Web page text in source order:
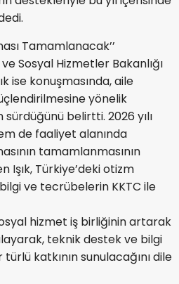
Tamamlanacak’’
Sosyal Hizmetler Bakanlığı
ise konuşmasında, aile
yönelik
belirtti. 2026 yılı
de faaliyet alanında
tamamlanmasının
Işık, Türkiye’deki otizm
ve tecrübelerin KKTC ile
hizmet iş birliğinin artarak
teknik destek ve bilgi
katkının sunulacağını dile